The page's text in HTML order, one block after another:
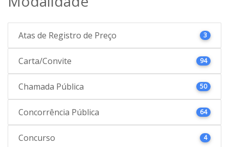
Atas de Registro de Preço 3
Carta/Convite 94
Chamada Pública 50
Concorrência Pública 64
Concurso 4